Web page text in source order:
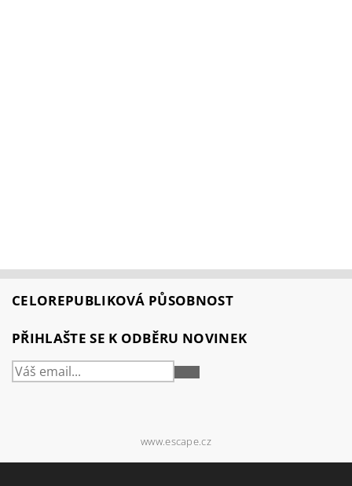
CELOREPUBLIKOVÁ PŮSOBNOST
PŘIHLAŠTE SE K ODBĚRU NOVINEK
PŘIHLÁSIT
www.escape.cz